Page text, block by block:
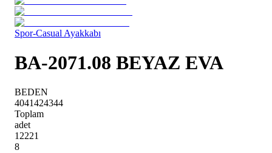
Spor-Casual Ayakkabı
BA-2071.08 BEYAZ EVA
BEDEN
4041424344
Toplam
adet
12221
8